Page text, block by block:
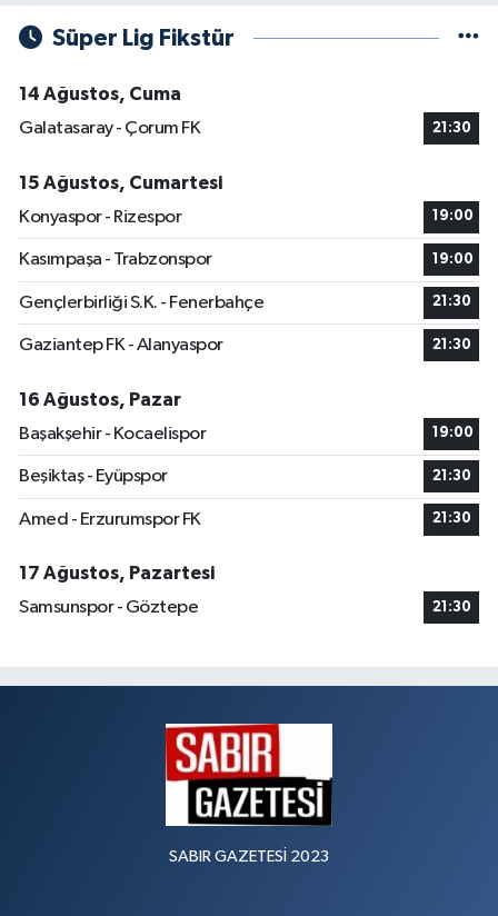
Süper Lig Fikstür
14 Ağustos, Cuma
Galatasaray - Çorum FK
21:30
15 Ağustos, Cumartesi
Konyaspor - Rizespor
19:00
Kasımpaşa - Trabzonspor 19:00
Gençlerbirliği S.K. - Fenerbahçe 21:30
Gaziantep FK - Alanyaspor 21:30
16 Ağustos, Pazar
Başakşehir - Kocaelispor
19:00
Beşiktaş - Eyüpspor 21:30
Amed - Erzurumspor FK 21:30
17 Ağustos, Pazartesi
Samsunspor - Göztepe
21:30
SABIR GAZETESİ 2023